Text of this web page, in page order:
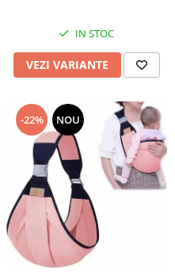
IN STOC
VEZI VARIANTE
-22% NOU